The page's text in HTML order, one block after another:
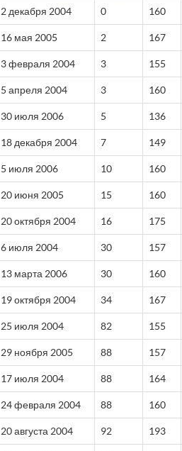
2 декабря 2004 0 160
16 мая 2005 2 167
3 февраля 2004 3 155
5 апреля 2004 3 160
30 июля 2006 5 136
18 декабря 2004 7 149
5 июля 2006 10 160
20 июня 2005 15 160
20 октября 2004 16 175
6 июля 2004 30 157
13 марта 2006 30 160
19 октября 2004 34 167
25 июля 2004 82 155
29 ноября 2005 88 157
17 июля 2004 88 164
24 февраля 2004 88 160
20 августа 2004 92 193